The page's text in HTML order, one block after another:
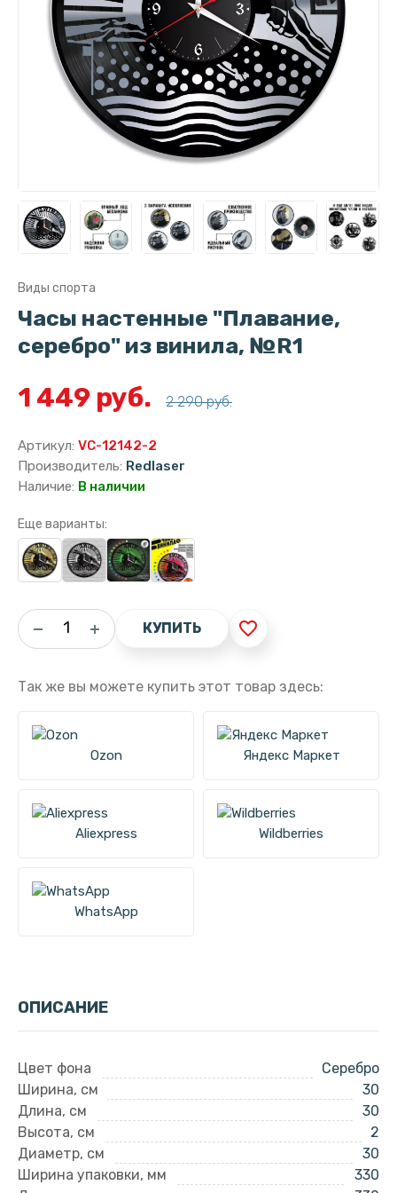
Виды спорта
Часы настенные "Плавание,
серебро" из винила, №R1
1 449 руб. 2 290 руб.
Артикул: VC-12142-2
Производитель: Redlaser
Наличие: В наличии
Еще варианты:
КУПИТЬ favorite_border
Так же вы можете купить этот товар здесь:
Ozon Яндекс Маркет
Aliexpress Wildberries
WhatsApp
ОПИСАНИЕ
Цвет фона
Серебро
Ширина, см
30
Длина, см
30
Высота, см
2
Диаметр, см
30
Ширина упаковки, мм
330